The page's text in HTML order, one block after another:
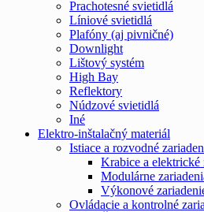
Prachotesné svietidlá
Líniové svietidlá
Plafóny (aj pivničné)
Downlight
Lištový systém
High Bay
Reflektory
Núdzové svietidlá
Iné
Elektro-inštalačný materiál
Istiace a rozvodné
Krabice a elektrické
Modulárne
Výkonové
Ovládacie a kontrolné